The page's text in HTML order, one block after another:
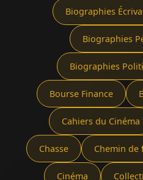
Biographies
Biographies
Biographies
Bourse Finance
Cahiers du Cinéma
Chasse Chemin de
Cinéma